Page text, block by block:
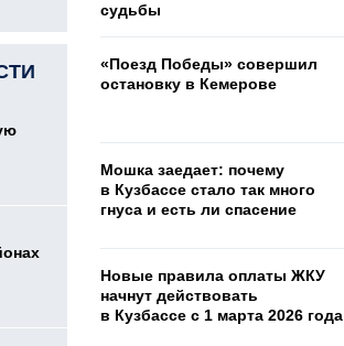
судьбы
«Поезд Победы» совершил
остановку в Кемерове
Мошка заедает: почему
в Кузбассе стало так много
гнуса и есть ли спасение
Новые правила оплаты ЖКУ
начнут действовать
в Кузбассе с 1 марта 2026 года